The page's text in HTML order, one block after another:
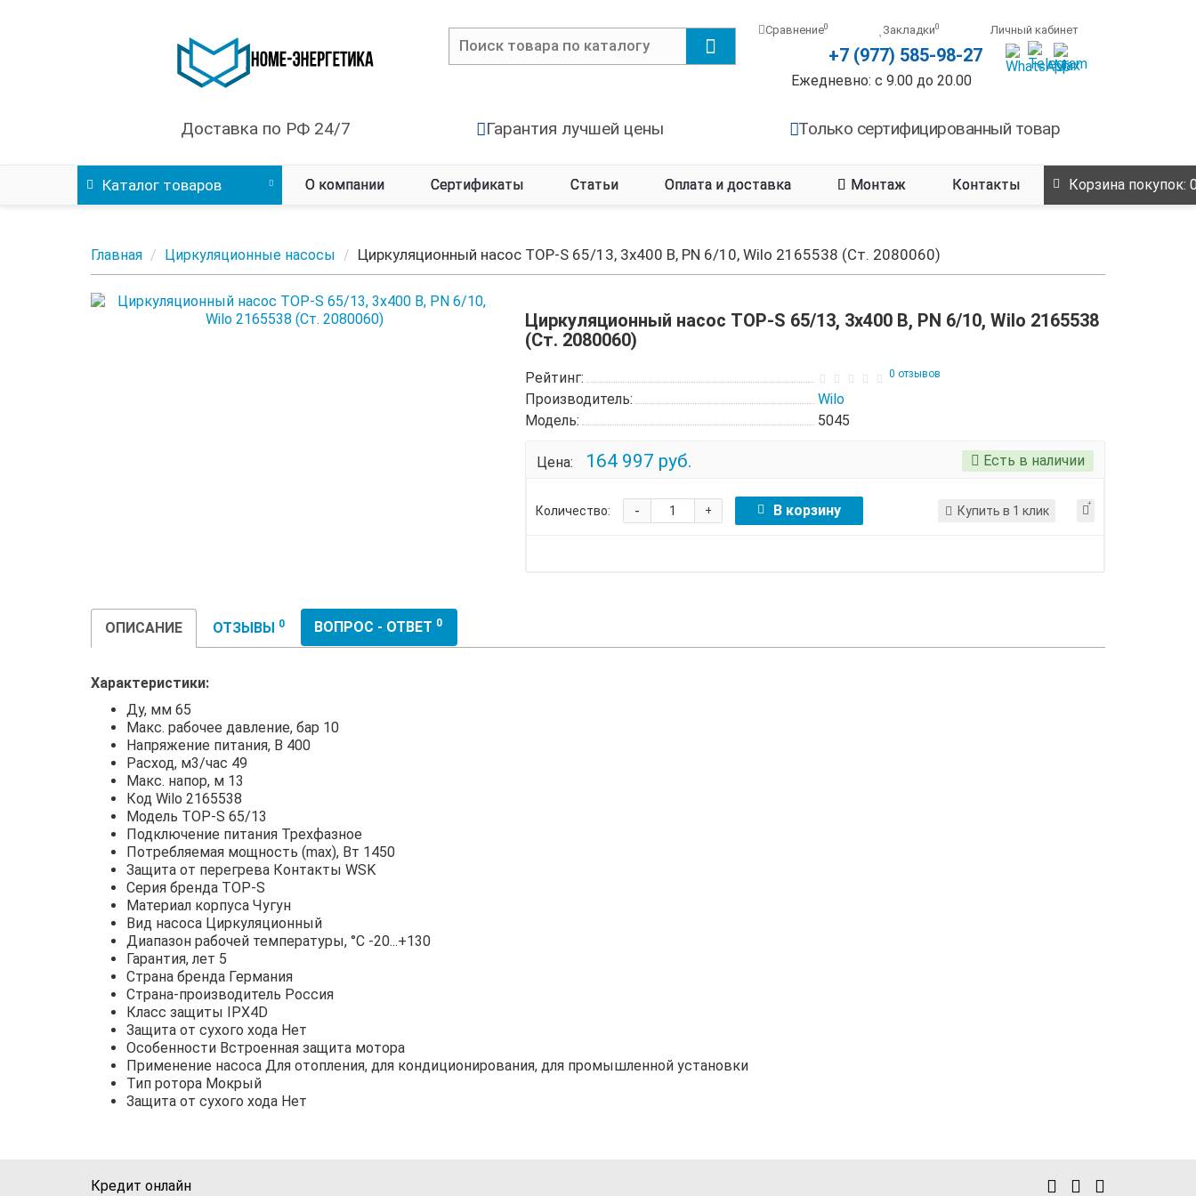
Сравнение0 Закладки0 Личный кабинет
+7 (977) 585-98-27
Ежедневно: с 9.00 до 20.00
Доставка по РФ 24/7 Гарантия лучшей цены Только сертифицированный товар
Каталог товаров О компании Сертификаты Статьи Оплата и доставка Монтаж Контакты Корзина покупок:
Главная Циркуляционные насосы Циркуляционный насос TOP-S 65/13, 3х400 В, PN 6/10, Wilo 2165538 (Ст. 2080060)
Циркуляционный насос TOP-S 65/13, 3х400 В, PN 6/10, Wilo 2165538
(Ст. 2080060)
Рейтинг: 0 отзывов
Производитель:
Wilo
Модель:
5045
Цена: 164 997 руб. Есть в наличии
Количество: +
- В корзину Купить в 1 клик
ОПИСАНИЕ ОТЗЫВЫ 0 ВОПРОС - ОТВЕТ 0
Характеристики:
Ду, мм 65
Макс. рабочее давление, бар 10
Напряжение питания, В 400
Расход, м3/час 49
Макс. напор, м 13
Код Wilo 2165538
Модель TOP-S 65/13
Подключение питания Трехфазное
Потребляемая мощность (max), Вт 1450
Защита от перегрева Контакты WSK
Серия бренда TOP-S
Материал корпуса Чугун
Вид насоса Циркуляционный
Диапазон рабочей температуры, °С -20...+130
Гарантия, лет 5
Страна бренда Германия
Страна-производитель Россия
Класс защиты IPX4D
Защита от сухого хода Нет
Особенности Встроенная защита мотора
Применение насоса Для отопления, для кондиционирования, для промышленной установки
Тип ротора Мокрый
Защита от сухого хода Нет
Кредит онлайн